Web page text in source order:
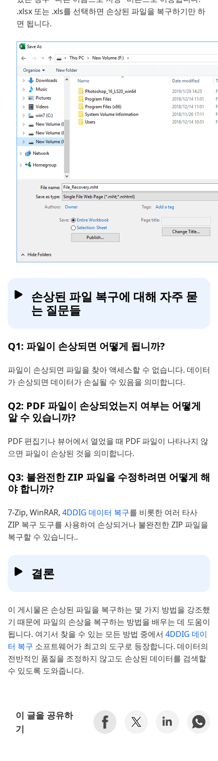
.xlsx 또는 .xls를 선택하면 손상된 파일을 복구하기만 하
면 됩니다.
손상된 파일 복구에 대해 자주 묻
는 질문들
Q1: 파일이 손상되면 어떻게 됩니까?
파일이 손상되면 파일을 찾아 액세스할 수 없습니다. 데이터
가 손상되면 데이터가 손실될 수 있음을 의미합니다.
Q2: PDF 파일이 손상되었는지 여부는 어떻게
알 수 있습니까?
PDF 편집기나 뷰어에서 열었을 때 PDF 파일이 나타나지 않
으면 파일이 손상된 것을 의미합니다.
Q3: 불완전한 ZIP 파일을 수정하려면 어떻게 해
야 합니까?
7-Zip, WinRAR, 4DDIG 데이터 복구를 비롯한 여러 타사
ZIP 복구 도구를 사용하여 손상되거나 불완전한 ZIP 파일을
복구할 수 있습니다..
결론
이 게시물은 손상된 파일을 복구하는 몇 가지 방법을 강조했
기 때문에 파일의 손상을 복구하는 방법을 배우는 데 도움이
됩니다. 여기서 찾을 수 있는 모든 방법 중에서 4DDIG 데이
터 복구 소프트웨어가 최고의 도구로 등장합니다. 데이터의
전반적인 품질을 조정하지 않고도 손상된 데이터를 검색할
수 있도록 도와줍니다.
이 글을 공유하
기